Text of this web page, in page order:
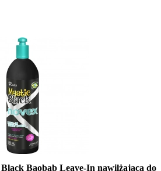
Baobab Leave-In nawilżająca do